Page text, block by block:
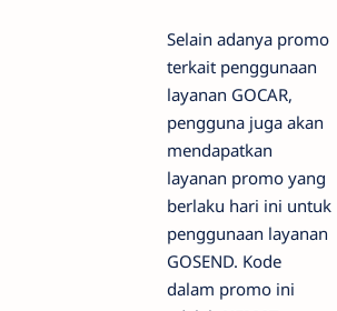
Selain adanya promo
terkait penggunaan
layanan GOCAR,
pengguna juga akan
mendapatkan
layanan promo yang
berlaku hari ini untuk
penggunaan layanan
GOSEND. Kode
dalam promo ini